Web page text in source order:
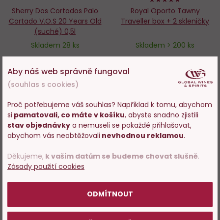
Sherry Dos Cortados Palo
Cortado V.O.S 20 Years Old
(suché) 0,5l
Skladem 28 ks
999 Kč
− +
DO KOŠÍKU
Royal Oporto Tawny
Traveller box + 2 skleničky
Skladem > 200 ks
+
DO KOŠÍKU
Aby náš web správně fungoval
(souhlas s cookies)
Proč potřebujeme váš souhlas? Například k tomu, abychom
si pamatovali, co máte v košíku, abyste snadno zjistili
stav objednávky a nemuseli se pokaždé přihlašovat,
abychom vás neobtěžovali nevhodnou reklamou.
Děkujeme, k vašim datům se budeme chovat slušně.
Zásady použití cookies
ODMÍTNOUT
Vstupujete na stránky
s prodejem alkoholu. Prosím